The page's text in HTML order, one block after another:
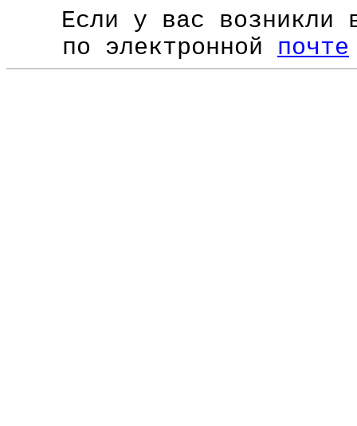
Если у вас возникли
по электронной почте